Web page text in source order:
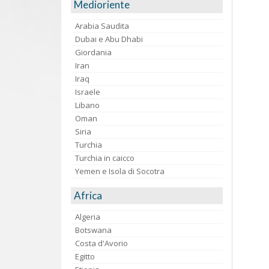
Medioriente
Arabia Saudita
Dubai e Abu Dhabi
Giordania
Iran
Iraq
Israele
Libano
Oman
Siria
Turchia
Turchia in caicco
Yemen e Isola di Socotra
Africa
Algeria
Botswana
Costa d'Avorio
Egitto